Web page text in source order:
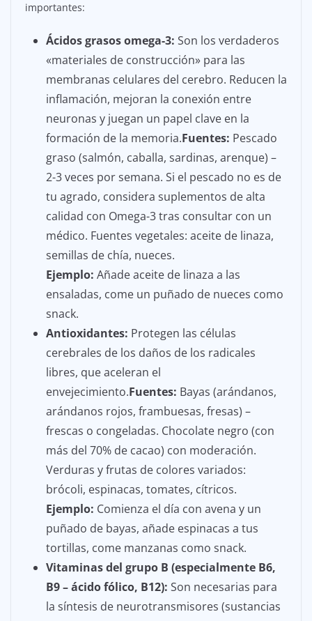
importantes:
Ácidos grasos omega-3: Son los verdaderos
«materiales de construcción» para las
membranas celulares del cerebro. Reducen la
inflamación, mejoran la conexión entre
neuronas y juegan un papel clave en la
formación de la memoria.Fuentes: Pescado
graso (salmón, caballa, sardinas, arenque) –
2-3 veces por semana. Si el pescado no es de
tu agrado, considera suplementos de alta
calidad con Omega-3 tras consultar con un
médico. Fuentes vegetales: aceite de linaza,
semillas de chía, nueces.
Ejemplo: Añade aceite de linaza a las
ensaladas, come un puñado de nueces como
snack.
Antioxidantes: Protegen las células
cerebrales de los daños de los radicales
libres, que aceleran el
envejecimiento.Fuentes: Bayas (arándanos,
arándanos rojos, frambuesas, fresas) –
frescas o congeladas. Chocolate negro (con
más del 70% de cacao) con moderación.
Verduras y frutas de colores variados:
brócoli, espinacas, tomates, cítricos.
Ejemplo: Comienza el día con avena y un
puñado de bayas, añade espinacas a tus
tortillas, come manzanas como snack.
Vitaminas del grupo B (especialmente B6,
B9 – ácido fólico, B12): Son necesarias para
la síntesis de neurotransmisores (sustancias